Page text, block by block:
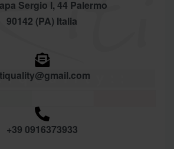
Sergio I, 44 Palermo
90142 (PA) Italia
+39 0916373933